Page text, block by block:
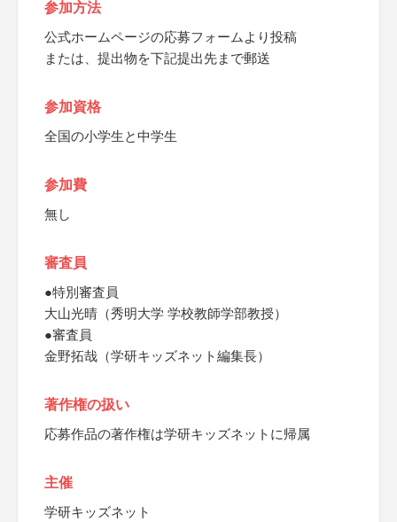
参加方法
公式ホームページの応募フォームより投稿
または、提出物を下記提出先まで郵送
参加資格
全国の小学生と中学生
参加費
無し
審査員
●特別審査員
大山光晴（秀明大学 学校教師学部教授）
●審査員
金野拓哉（学研キッズネット編集長）
著作権の扱い
応募作品の著作権は学研キッズネットに帰属
主催
学研キッズネット